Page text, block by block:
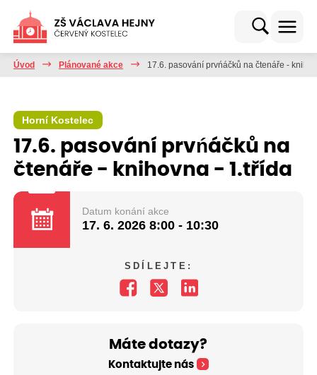
Úvod Plánované akce 17.6. pasování prvńáčků na čtenáře -
Horní Kostelec
17.6. pasování prvńáčků na
čtenáře - knihovna - 1.třída
Datum konání akce
17. 6. 2026 8:00 - 10:30
SDÍLEJTE:
Máte dotazy?
Kontaktujte nás